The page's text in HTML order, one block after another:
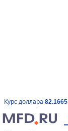
Курс доллара 82.1665